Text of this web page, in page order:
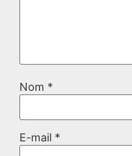
Nom *
E-mail *